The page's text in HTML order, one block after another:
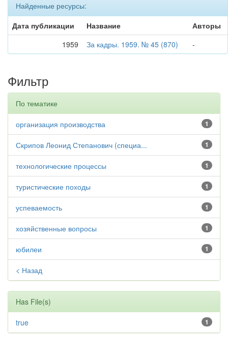
Найденные ресурсы:
Дата публикации
Название
Авторы
1959
За кадры. 1959. № 45 (870) -
Фильтр
По тематике
1
организация производства
1
Скрипов Леонид Степанович (специа...
1
технологические процессы
1
туристические походы
1
успеваемость
1
хозяйственные вопросы
1
юбилеи
< Назад
Has File(s)
1
true